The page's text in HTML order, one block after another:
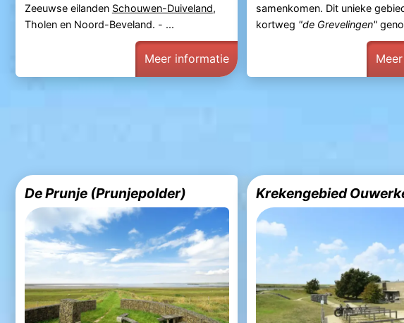
Zeeuwse eilanden Schouwen-Duiveland,
Tholen en Noord-Beveland. - ...
Meer informatie
samenkomen. Dit unieke
kortweg "de Grevelingen"
De Prunje (Prunjepolder) Krekengebied